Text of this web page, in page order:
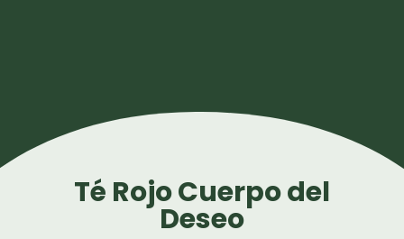
Té Rojo Cuerpo del
Deseo